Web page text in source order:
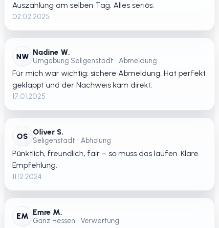
Auszahlung am selben Tag. Alles seriös.
02.02.2025
NW Nadine W.
Umgebung Seligenstadt • Abmeldung
Für mich war wichtig: sichere Abmeldung. Hat perfekt
geklappt und der Nachweis kam direkt.
17.01.2025
OS Oliver S.
Seligenstadt • Abholung
Pünktlich, freundlich, fair – so muss das laufen. Klare
Empfehlung.
11.12.2024
EM Emre M.
Ganz Hessen • Verwertung